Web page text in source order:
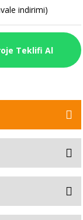
indirimi)
Teklifi Al